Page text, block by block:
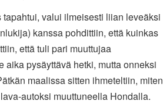
valui ilmeisesti liian leveäksi
kanssa pohdittiin, että kuinkas
että tuli pari muuttujaa
aika pysäyttävä hetki, mutta onneksi
maalissa sitten ihmeteltiin, miten
autoksi muuttuneella Hondalla.